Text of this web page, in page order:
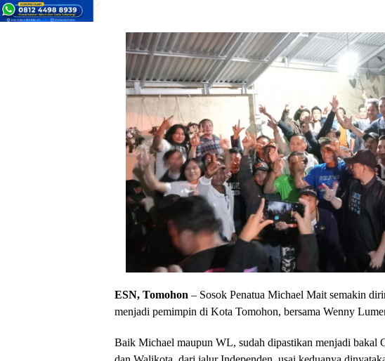
ESN, Tomohon – Sosok Penatua Michael Mait semakin
menjadi pemimpin di Kota Tomohon, bersama Wenny
Baik Michael maupun WL, sudah dipastikan menjadi bakal